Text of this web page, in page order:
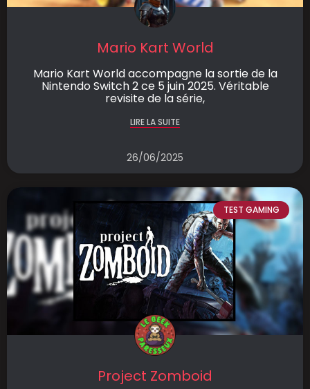
Mario Kart World
Mario Kart World accompagne la sortie de la
Nintendo Switch 2 ce 5 juin 2025. Véritable
revisite de la série,
LIRE LA SUITE
26/06/2025
TEST GAMING
Project Zomboid